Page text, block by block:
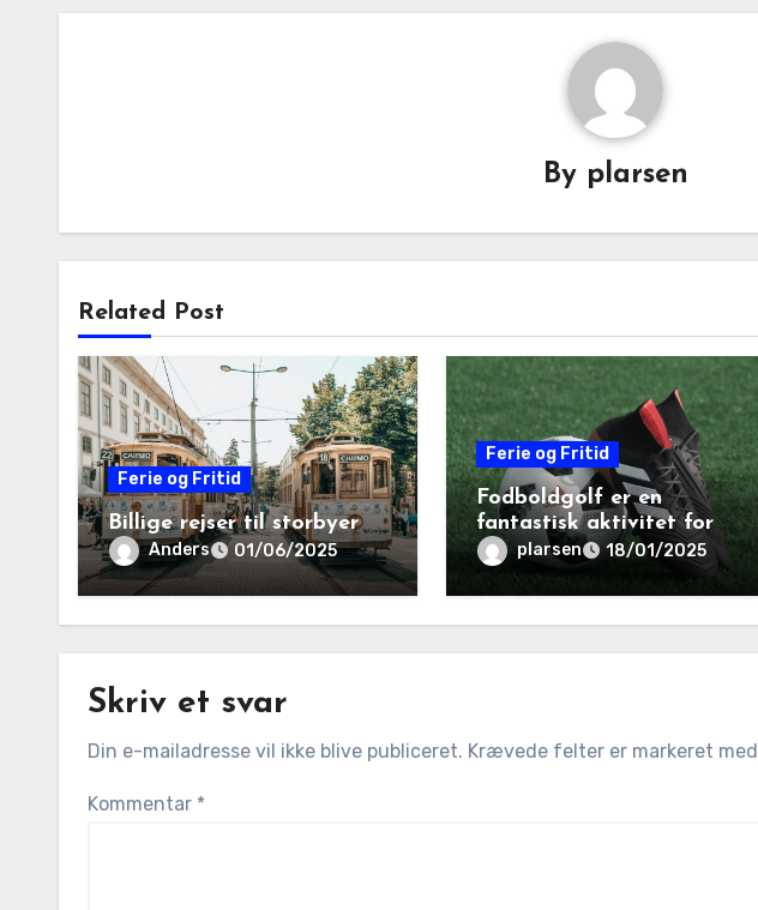
By plarsen
Related Post
Ferie og Fritid
Billige rejser til storbyer
Anders 01/06/2025
Ferie og Fritid
Fodboldgolf er en
fantastisk aktivitet for
familiehygge og samvær
plarsen 18/01/2025
Skriv et svar
Din e-mailadresse vil ikke blive publiceret. Krævede felter er markeret med
Kommentar *